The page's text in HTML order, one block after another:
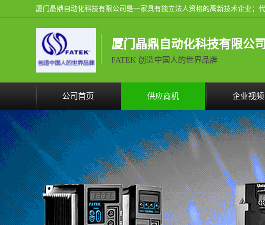
厦门晶鼎自动化科技有限公司
FATEK 创造中国人的世界品牌
公司首页 供应商机 企业视频